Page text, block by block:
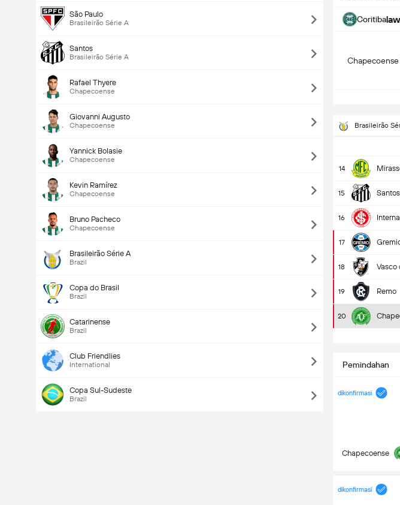
São Paulo
Brasileirão Série A
Santos
Brasileirão Série A
Rafael Thyere
Chapecoense
Giovanni Augusto
Chapecoense
Yannick Bolasie
Chapecoense
Kevin Ramírez
Chapecoense
Bruno Pacheco
Chapecoense
Brasileirão Série A
Brazil
Copa do Brasil
Brazil
Catarinense
Brazil
Club Friendlies
International
Copa Sul-Sudeste
Brazil
Brasileirão
14
15 Santos
16
17
18 Vasco
19 Remo
20
Coritiba
Pemindahan
dikonfirmasi
Chapecoense
dikonfirmasi